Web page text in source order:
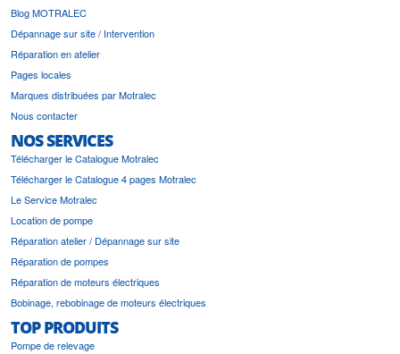
Blog MOTRALEC
Dépannage sur site / Intervention
Réparation en atelier
Pages locales
Marques distribuées par Motralec
Nous contacter
NOS SERVICES
Télécharger le Catalogue Motralec
Télécharger le Catalogue 4 pages Motralec
Le Service Motralec
Location de pompe
Réparation atelier / Dépannage sur site
Réparation de pompes
Réparation de moteurs électriques
Bobinage, rebobinage de moteurs électriques
TOP PRODUITS
Pompe de relevage